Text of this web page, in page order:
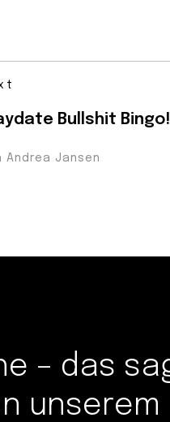
Bullshit Bingo!
Andrea Jansen
– das
unserem